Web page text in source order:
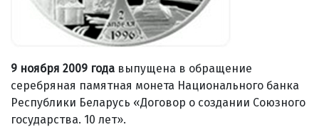
9 ноября 2009 года выпущена в обращение
серебряная памятная монета Национального банка
Республики Беларусь «Договор о создании Союзного
государства. 10 лет».